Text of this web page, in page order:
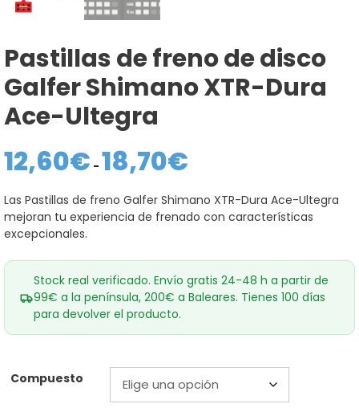
Pastillas de freno de disco
Galfer Shimano XTR-Dura
Ace-Ultegra
12,60€ - 18,70€
12,60€
hasta
Las Pastillas de freno Galfer Shimano XTR-Dura Ace-Ultegra
mejoran tu experiencia de frenado con características
excepcionales.
Stock real verificado. Envío gratis 24-48 h a partir de
99€ a la península, 200€ a Baleares. Tienes 100 días
para devolver el producto.
Compuesto